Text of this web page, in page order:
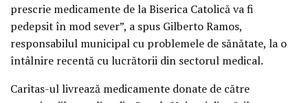
prescrie medicamente de la Biserica Catolică va fi
pedepsit în mod sever”, a spus Gilberto Ramos,
responsabilul municipal cu problemele de sănătate, la o
întâlnire recentă cu lucrătorii din sectorul medical.
Caritas-ul livrează medicamente donate de către